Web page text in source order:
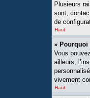
Plusieurs
sont,
de
Haut
» Pourquoi
Vous
ailleurs,
vivement
Haut